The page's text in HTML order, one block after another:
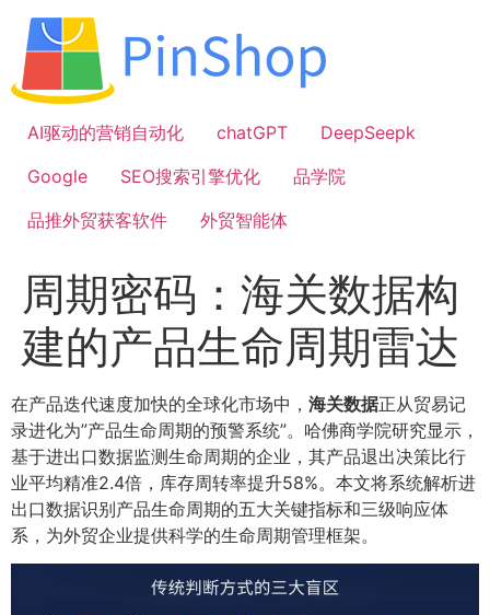
容
AI驱动的营销自动化
chatGPT
DeepSeepk
Google
SEO搜索引擎优化
品学院
品推外贸获客软件
外贸智能体
周期密码：海关数据构
建的产品生命周期雷达
在产品迭代速度加快的全球化市场中， 海关数据正从贸易记
录进化为”产品生命周期的预警系统”。哈佛商学院研究显示，
基于进出口数据监测生命周期的企业，其产品退出决策比行
业平均精准2.4倍，库存周转率提升58%。本文将系统解析进
出口数据识别产品生命周期的五大关键指标和三级响应体
系，为外贸企业提供科学的生命周期管理框架。